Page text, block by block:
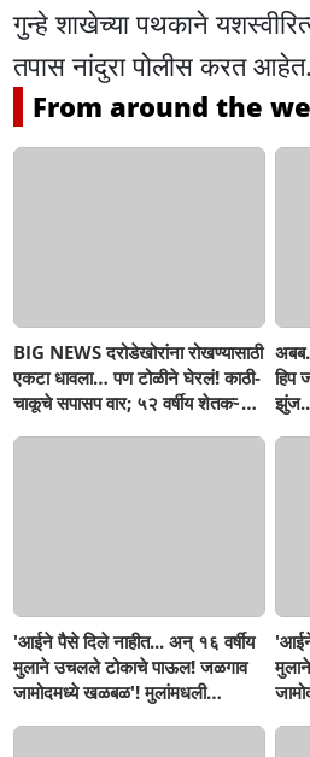
गुन्हे शाखेच्या पथकाने
तपास नांदुरा पोलीस करत आहेत.
From around the
BIG NEWS दरोडेखोरांना रोखण्यासाठी
एकटा धावला… पण टोळीने घेरलं! काठी-
चाकूचे सपासप वार; ५२ वर्षीय शेतकऱ्याचा
हिप
'आईने पैसे दिले नाहीत... अन् १६ वर्षीय
मुलाने उचलले टोकाचे पाऊल! जळगाव
जामोदमध्ये खळबळ'! मुलांमधली